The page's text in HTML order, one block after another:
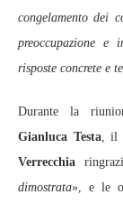
congelamento dei
preoccupazione e
risposte concrete e
Durante la
Gianluca Testa, il
Verrecchia
dimostrata», e le